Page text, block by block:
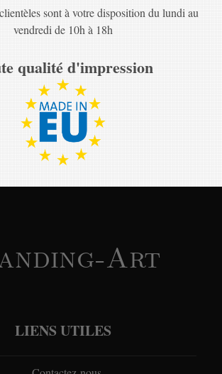
sont à votre disposition du lundi au
vendredi de 10h à 18h
qualité d'impression
Art
LIENS UTILES